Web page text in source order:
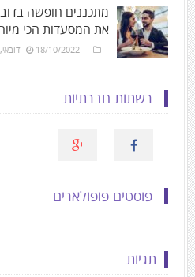
מתכננים חופשה
את המסעדות הכי
18/10/2022 דובאי,
רשתות חברתיות
פוסטים פופולארים
תגיות